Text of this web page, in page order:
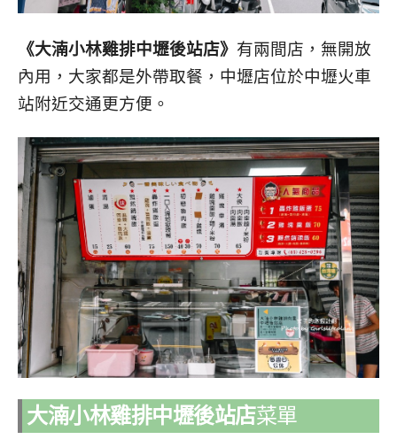
《大湳小林雞排中壢後站店》 有兩間店，無開放
內用，大家都是外帶取餐，中壢店位於中壢火車
站附近交通更方便。
大湳小林雞排中壢後站店菜單